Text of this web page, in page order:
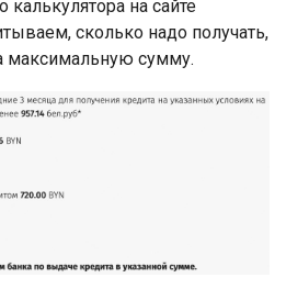
на сайте
сколько надо получать,
максимальную сумму.